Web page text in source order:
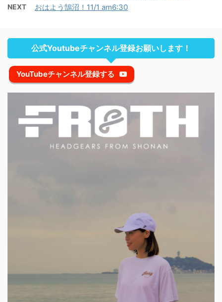
NEXT おはよう鵠沼！11/1 am6:30
公式Youtubeチャンネル登録お願いします！
YouTubeチャンネル登録する